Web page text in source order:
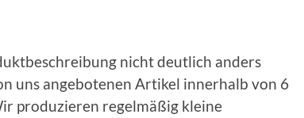
nicht deutlich anders
uns angebotenen Artikel innerhalb von 6
produzieren regelmäßig kleine